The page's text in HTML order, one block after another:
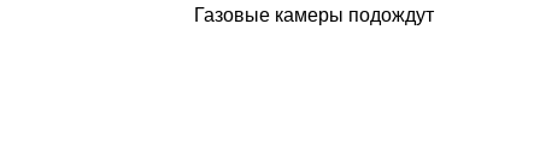
Газовые камеры подождут